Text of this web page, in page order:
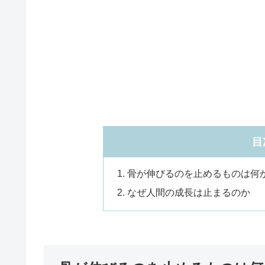
骨が伸びるのを止めるものは何
なぜ人間の成長は止まるのか